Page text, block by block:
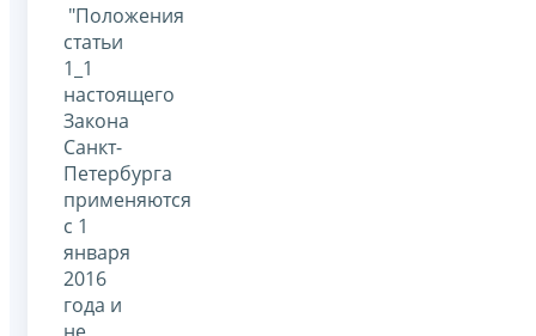
"Положения
статьи
1_1
настоящего
Закона
Санкт-
Петербурга
применяются
с 1
января
2016
года и
не